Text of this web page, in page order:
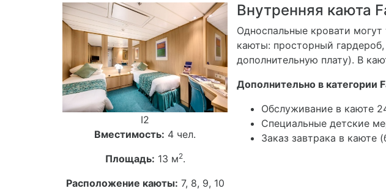
I2
Вместимость: 4 чел.
Площадь: 13 м2.
Расположение каюты: 7, 8, 9, 10
Внутренняя каюта
Односпальные кровати
каюты: просторный
дополнительную плату). В
Дополнительно в категории
Обслуживание в каюте
Специальные детские
Заказ завтрака в каюте